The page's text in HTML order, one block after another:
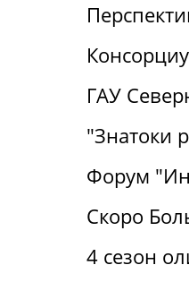
ГАУ
"Знатоки
Форум
Скоро
4 сезон